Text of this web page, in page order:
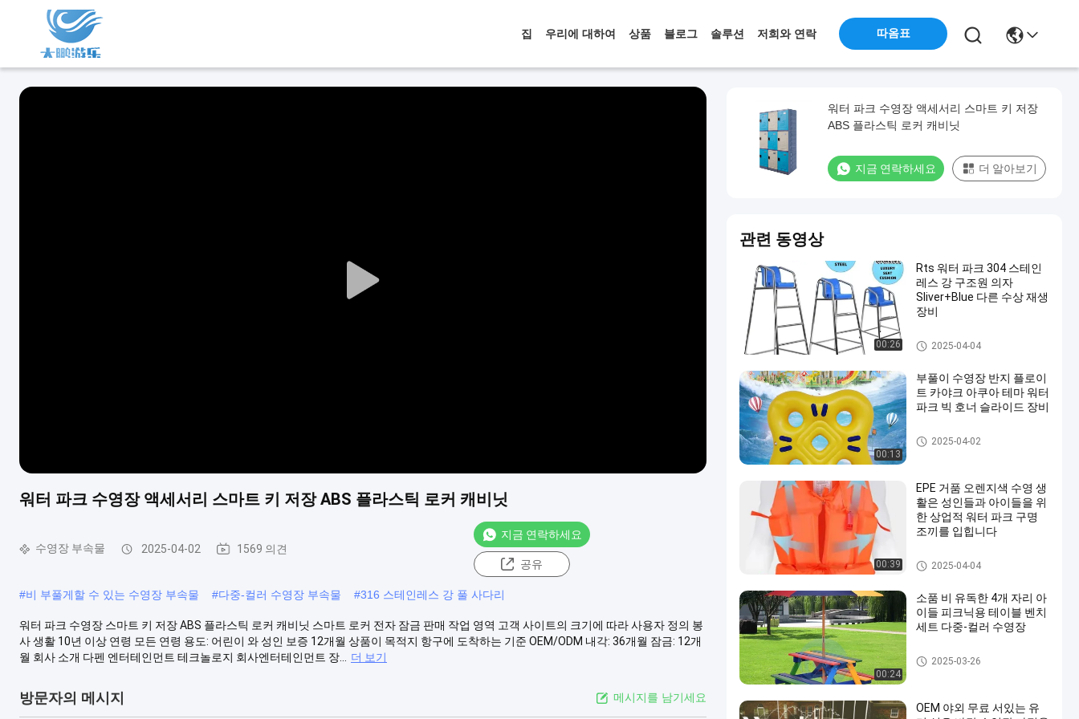
집 우리에 대하여 상품 블로그 솔루션 저희와 연락 따옴표
Play
워터 파크 수영장 액세서리 스마트 키 저장 ABS 플라스틱 로커 캐비닛
수영장 부속물 2025-04-02 1569 의견
지금 연락하세요
공유
#비 부풀게할 수 있는 수영장 부속물 #다중-컬러 수영장 부속물 #316 스테인레스 강 풀 사다리
워터 파크 수영장 스마트 키 저장 ABS 플라스틱 로커 캐비닛 스마트 로커 전자 잠금 판매 작업 영역 고객 사이트의 크기에 따라 사용자 정의 봉
사 생활 10년 이상 연령 모든 연령 용도: 어린이 와 성인 보증 12개월 상품이 목적지 항구에 도착하는 기준 OEM/ODM 내각: 36개월 잠금: 12개
월 회사 소개 다펜 엔터테인먼트 테크놀로지 회사엔터테인먼트 장...
더 보기
방문자의 메시지 메시지를 남기세요
워터 파크 수영장 액세서리 스마트 키 저장
ABS 플라스틱 로커 캐비닛
지금 연락하세요 더 알아보기
관련 동영상
00:26
Rts 워터 파크 304 스테인
레스 강 구조원 의자
Sliver+Blue 다른 수상 재생
장비
수영장 부속물
2025-04-04
00:13
부풀이 수영장 반지 플로이
트 카야크 아쿠아 테마 워터
파크 빅 호너 슬라이드 장비
수영장 부속물
2025-04-02
00:39
EPE 거품 오렌지색 수영 생
활은 성인들과 아이들을 위
한 상업적 워터 파크 구명
조끼를 입힙니다
수영장 부속물
2025-04-04
00:24
소품 비 유독한 4개 자리 아
이들 피크닉용 테이블 벤치
세트 다중-컬러 수영장
수영장 부속물
2025-03-26
OEM 야외 무료 서있는 유